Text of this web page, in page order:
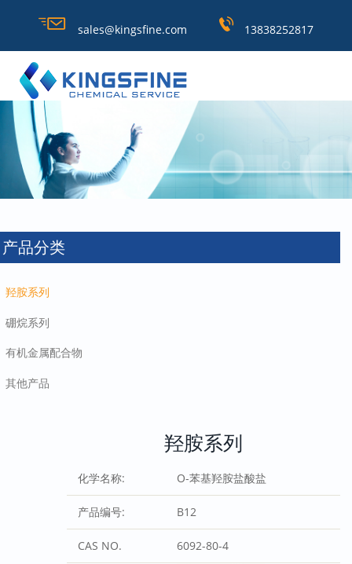
sales@kingsfine.com 13838252817
产品分类
羟胺系列
硼烷系列
有机金属配合物
其他产品
羟胺系列
化学名称: O-苯基羟胺盐酸盐
产品编号: B12
CAS NO. 6092-80-4